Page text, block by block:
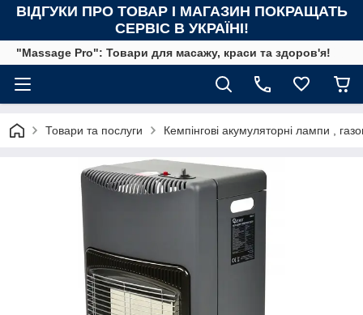
ВІДГУКИ ПРО ТОВАР І МАГАЗИН ПОКРАЩАТЬ
СЕРВІС В УКРАЇНІ!
"Massage Pro": Товари для масажу, краси та здоров'я!
Товари та послуги Кемпінгові акумуляторні лампи ,